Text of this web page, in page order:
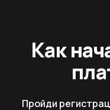
Как
Пройди